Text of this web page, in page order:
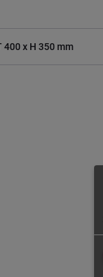
400 x H 350 mm